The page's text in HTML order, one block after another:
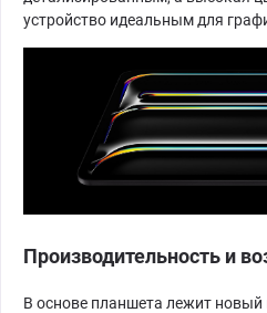
устройство идеальным для
Производительность и
В основе планшета лежит новый